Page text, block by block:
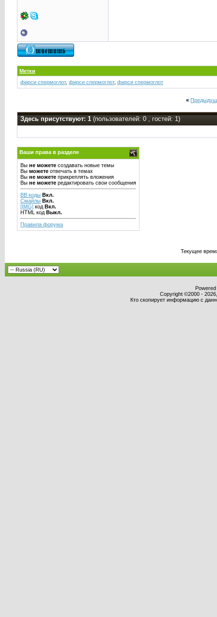
Метки
фирси спермоглот, фирси спермоглот, фирси спермоглот
«
Здесь присутствуют: 1 (пользователей: 0 , гостей: 1)
Ваши права в разделе
Вы не можетесоздавать новые темы
Вы можетеотвечать в темах
Вы не можетеприкреплять вложения
Вы не можетередактировать свои сообщения
BB коды Вкл.
Смайлы Вкл.
[IMG]код Вкл.
HTML код Выкл.
Правила форума
Текущее
Copyright ©2000 -
Кто скопирует информацию с